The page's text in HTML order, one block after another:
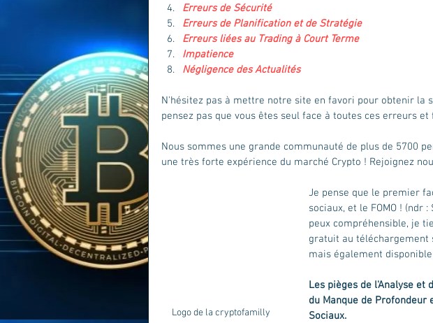
Erreurs de Sécurité
Erreurs de Planification et de Stratégie :
Erreurs liées au Trading à Court Terme :
Impatience :
Négligence des Actualités :
N'hésitez pas à mettre notre site en favori pour obtenir la
pensez pas que vous êtes seul face à toutes ces erreurs
Nous sommes une grande communauté de plus de 5700
une très forte expérience du marché Crypto ! Rejoignez
Logo de la cryptofamilly
Je pense que le premier
sociaux, et le FOMO ! (ndr
peux compréhensible, je
gratuit au téléchargement
mais également
Les pièges de l'Analyse et
du Manque de Profondeur
Sociaux.